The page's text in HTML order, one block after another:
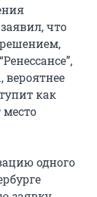
что
вероятнее
как
место
одного